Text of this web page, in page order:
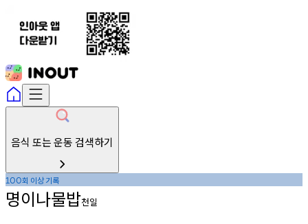
음식 또는 운동 검색하기
100회 이상기록
명이나물밥천일